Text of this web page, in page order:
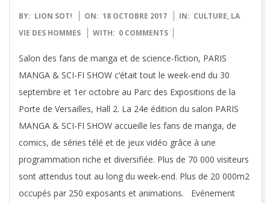
2017-
10-
BY: LION SOT! ON: 18 OCTOBRE 2017 IN: CULTURE, LA
VIE DES HOMMES
WITH: 0 COMMENTS
Salon des fans de manga et de science-fiction, PARIS
MANGA & SCI-FI SHOW c’était tout le week-end du 30
septembre et 1er octobre au Parc des Expositions de la
Porte de Versailles, Hall 2. La 24e édition du salon PARIS
MANGA & SCI-FI SHOW accueille les fans de manga, de
comics, de séries télé et de jeux vidéo grâce à une
programmation riche et diversifiée. Plus de 70 000 visiteurs
sont attendus tout au long du week-end. Plus de 20 000m2
occupés par 250 exposants et animations. Evénement